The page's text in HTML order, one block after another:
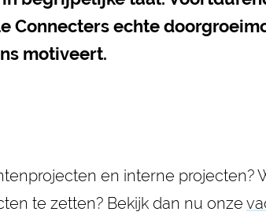
Connecters echte
motiveert.
en interne projecten?
te zetten? Bekijk dan nu onze